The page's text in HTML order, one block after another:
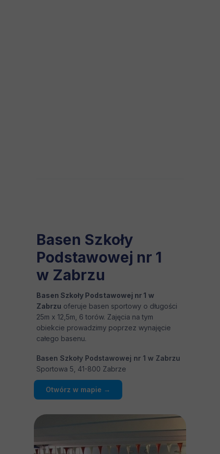
Basen Szkoły Podstawowej nr 1 w Zabrzu
Sportowa 5, 41-800 Zabrze
Otwórz w mapie →
Basen Szkoły
Podstawowej nr 1
w Zabrzu
Basen Szkoły Podstawowej nr 1 w
Zabrzu oferuje basen sportowy o długości
25m x 12,5m, 6 torów. Zajęcia na tym
obiekcie prowadzimy poprzez wynajęcie
całego basenu.